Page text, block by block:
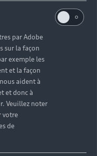
S et RS
de chez vous
modèle et par
par Adobe
sur la façon
exemple les
et la façon
aident à
et donc à
Veuillez noter
votre
de